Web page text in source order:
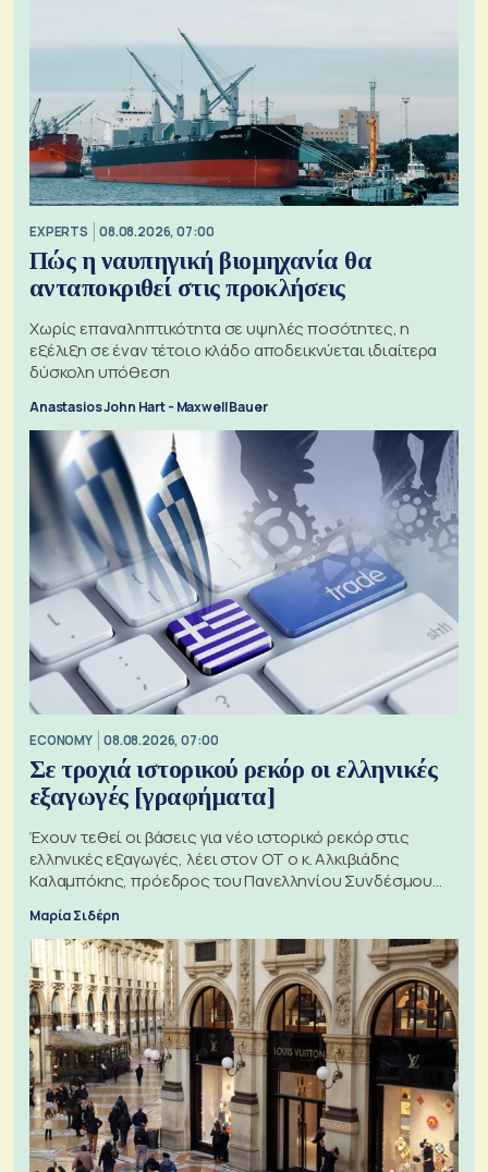
EXPERTS 08.08.2026, 07:00
Πώς η ναυπηγική βιομηχανία θα
ανταποκριθεί στις προκλήσεις
Χωρίς επαναληπτικότητα σε υψηλές ποσότητες, η
εξέλιξη σε έναν τέτοιο κλάδο αποδεικνύεται ιδιαίτερα
δύσκολη υπόθεση
Anastasios John Hart - Maxwell Bauer
ECONOMY 08.08.2026, 07:00
Σε τροχιά ιστορικού ρεκόρ οι ελληνικές
εξαγωγές [γραφήματα]
Έχουν τεθεί οι βάσεις για νέο ιστορικό ρεκόρ στις
ελληνικές εξαγωγές, λέει στον ΟΤ ο κ. Αλκιβιάδης
Καλαμπόκης, πρόεδρος του Πανελληνίου Συνδέσμου
Μαρία Σιδέρη